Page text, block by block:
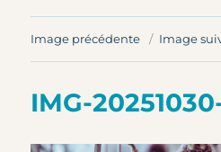
Image précédente Image
IMG-